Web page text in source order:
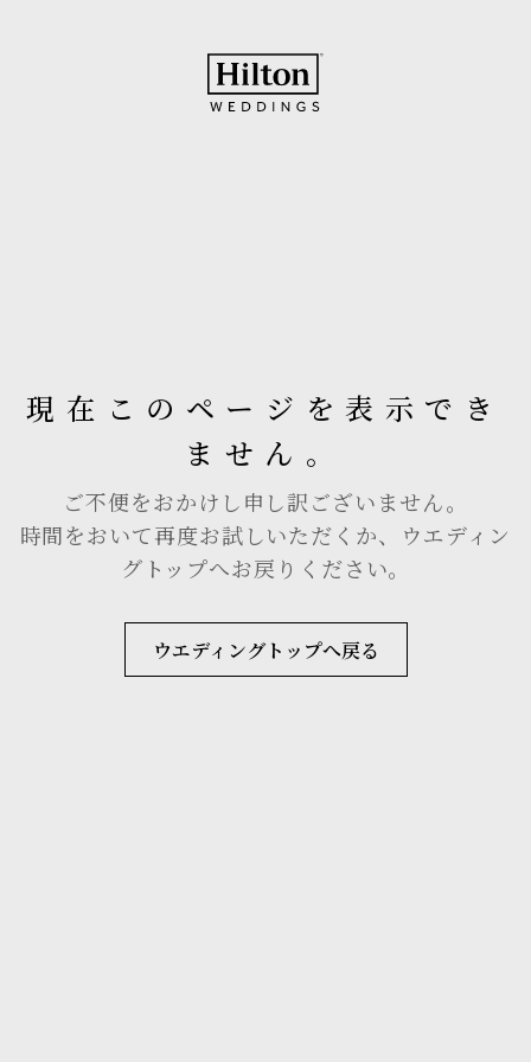
現在このページを表示でき
ません。
ご不便をおかけし申し訳ございません。
時間をおいて再度お試しいただくか、ウエディン
グトップへお戻りください。
ウエディングトップへ戻る